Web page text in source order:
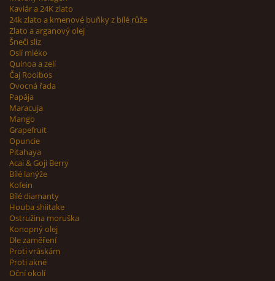
Kaviár a 24K zlato
24k zlato a kmenové buňky z bílé růže
Zlato a arganový olej
Šnečí sliz
Oslí mléko
Quinoa a zelí
Čaj Rooibos
Ovocná řada
Papája
Maracuja
Mango
Grapefruit
Opuncie
Pitahaya
Acai & Goji Berry
Bílé lanýže
Kofein
Bílé diamanty
Houba shiitake
Ostružina moruška
Konopný olej
Dle zaměření
Proti vráskám
Proti akné
Oční okolí